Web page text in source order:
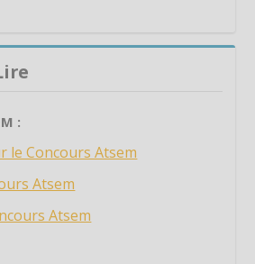
:
le Concours Atsem
Atsem
Atsem